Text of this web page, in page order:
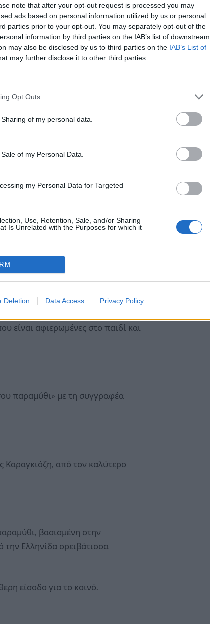
note that after your opt-out request is processed you may
ads based on personal information utilized by us or personal
parties prior to your opt-out. You may separately opt-out of the
information by third parties on the IAB’s list of downstream
may also be disclosed by us to third parties on the IAB’s List of
may further disclose it to other third parties.
Opt Outs
of my personal data.
of my Personal Data.
my Personal Data for Targeted
Use, Retention, Sale, and/or Sharing
Is Unrelated with the Purposes for which it
Deletion Data Access Privacy Policy
2 Ιουλίου 2026 και ώρα 19.30
από σπίτι», στονΠαλαιό
Γεωργαντά, με εικονογράφηση του
ήρθε; Τι να ‘χε μέσα; χμμ
Δήμος Μαρκοπούλου και η
έχουν προγραμματίσει για τις
είναι αφιερωμένες στο παιδί και
παραμύθι» με τη συγγραφέα
από τον καλύτερο
βασισμένη στην
Ελληνίδα ορειβάτισσα
είσοδο για το κοινό.